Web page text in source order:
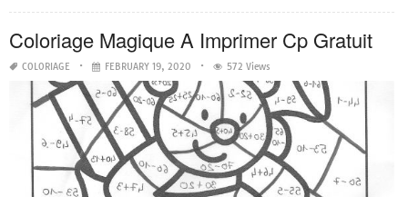
Coloriage Magique A Imprimer Cp Gratuit
COLORIAGE FEBRUARY 19, 2020 572 Views